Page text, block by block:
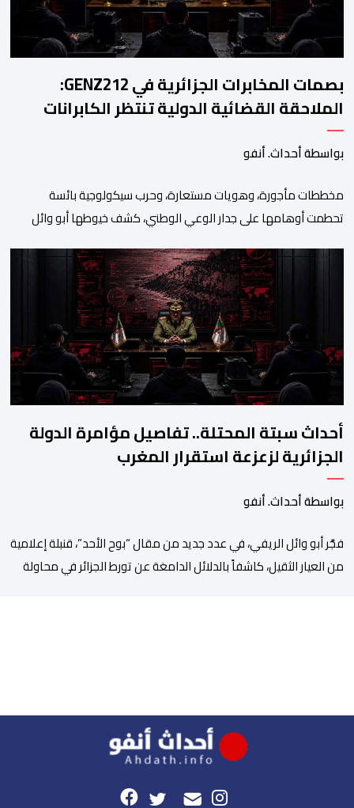
بصمات المخابرات الجزائرية في GENZ212:
الملاحقة القضائية الدولية تنتظر الكابرانات
بواسطة أحداث. أنفو
مخططات مأجورة، وهويات مستعارة، وحرب سيكولوجية بائسة
تحطمت أوهامها على جدار الوعي الوطني، كشف خيوطها أبو وائل
الأجهزة الأمنية المغربية لأحدث محاولات المخابرات العسكرية الجزائرية
استهداف امن المملكة واستقرارها. أكد أبو وائل الريفي أنه: “بعد
إجهاض مخططات الجارة التي تحركت سريعا عبر عملائها […]
أحداث سبتة المحتلة.. تفاصيل مؤامرة الدولة
الجزائرية لزعزعة استقرار المغرب
بواسطة أحداث. أنفو
فجَّر أبو وائل الريفي، في عدد جديد من مقال “بوح الأحد”، قنبلة إعلامية
من العيار الثقيل، كاشفاً بالدلائل الدامغة عن تورط الجزائر في محاولة